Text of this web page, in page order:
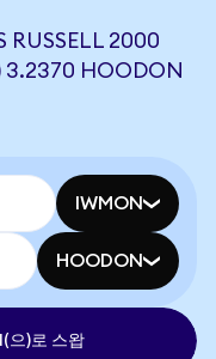
RUSSELL 2000
3.2370 HOODON
IWMON
HOODON
으)로 스왑